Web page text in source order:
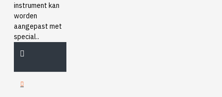
instrument kan
worden
aangepast met
special..